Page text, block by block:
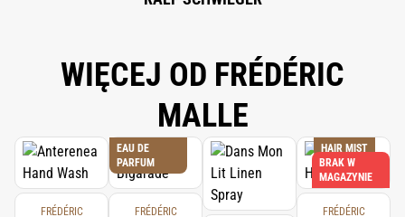
WIĘCEJ OD FRÉDÉRIC
MALLE
FRÉDÉRIC
EAU DE
PARFUM
FRÉDÉRIC
HAIR MIST
BRAK W
MAGAZYNIE
FRÉDÉRIC